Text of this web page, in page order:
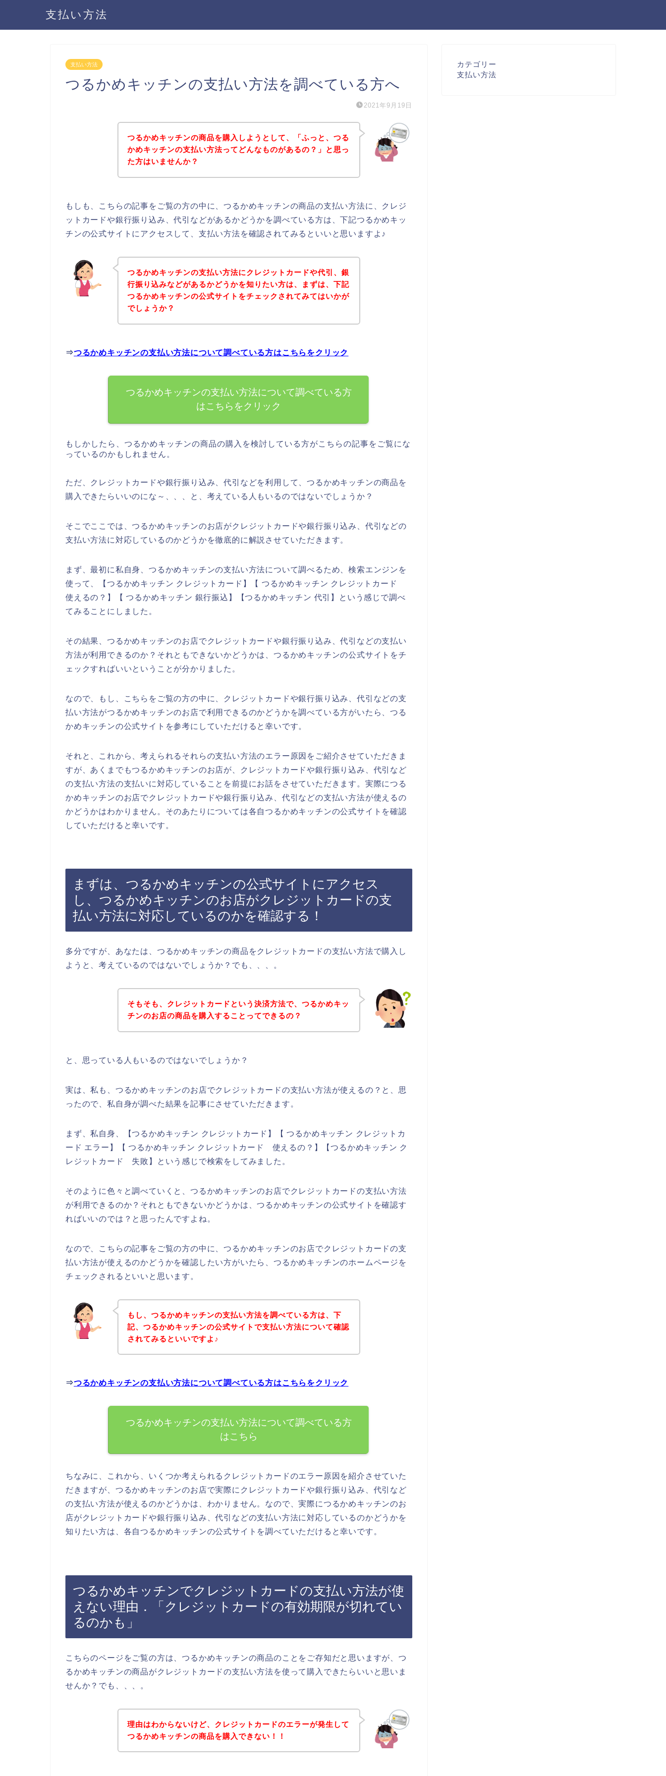
支払い方法
支払い方法
つるかめキッチンの支払い方法を調べている方へ
2021年9月19日
つるかめキッチンの商品を購入しようとして、「ふっと、つる
かめキッチンの支払い方法ってどんなものがあるの？」と思っ
た方はいませんか？
もしも、こちらの記事をご覧の方の中に、つるかめキッチンの商品の支払い方法に、クレジ
ットカードや銀行振り込み、代引などがあるかどうかを調べている方は、下記つるかめキッ
チンの公式サイトにアクセスして、支払い方法を確認されてみるといいと思いますよ♪
つるかめキッチンの支払い方法にクレジットカードや代引、銀
行振り込みなどがあるかどうかを知りたい方は、まずは、下記
つるかめキッチンの公式サイトをチェックされてみてはいかが
でしょうか？
⇒つるかめキッチンの支払い方法について調べている方はこちらをクリック
つるかめキッチンの支払い方法について調べている方
はこちらをクリック
もしかしたら、つるかめキッチンの商品の購入を検討している方がこちらの記事をご覧にな
っているのかもしれません。
ただ、クレジットカードや銀行振り込み、代引などを利用して、つるかめキッチンの商品を
購入できたらいいのにな～、、、と、考えている人もいるのではないでしょうか？
そこでここでは、つるかめキッチンのお店がクレジットカードや銀行振り込み、代引などの
支払い方法に対応しているのかどうかを徹底的に解説させていただきます。
まず、最初に私自身、つるかめキッチンの支払い方法について調べるため、検索エンジンを
使って、【つるかめキッチン クレジットカード】【 つるかめキッチン クレジットカード
使えるの？】【 つるかめキッチン 銀行振込】【つるかめキッチン 代引】という感じで調べ
てみることにしました。
その結果、つるかめキッチンのお店でクレジットカードや銀行振り込み、代引などの支払い
方法が利用できるのか？それともできないかどうかは、つるかめキッチンの公式サイトをチ
ェックすればいいということが分かりました。
なので、もし、こちらをご覧の方の中に、クレジットカードや銀行振り込み、代引などの支
払い方法がつるかめキッチンのお店で利用できるのかどうかを調べている方がいたら、つる
かめキッチンの公式サイトを参考にしていただけると幸いです。
それと、これから、考えられるそれらの支払い方法のエラー原因をご紹介させていただきま
すが、あくまでもつるかめキッチンのお店が、クレジットカードや銀行振り込み、代引など
の支払い方法の支払いに対応していることを前提にお話をさせていただきます。実際につる
かめキッチンのお店でクレジットカードや銀行振り込み、代引などの支払い方法が使えるの
かどうかはわかりません。そのあたりについては各自つるかめキッチンの公式サイトを確認
していただけると幸いです。
まずは、つるかめキッチンの公式サイトにアクセス
し、つるかめキッチンのお店がクレジットカードの支
払い方法に対応しているのかを確認する！
多分ですが、あなたは、つるかめキッチンの商品をクレジットカードの支払い方法で購入し
ようと、考えているのではないでしょうか？でも、、、。
そもそも、クレジットカードという決済方法で、つるかめキッ
チンのお店の商品を購入することってできるの？
と、思っている人もいるのではないでしょうか？
実は、私も、つるかめキッチンのお店でクレジットカードの支払い方法が使えるの？と、思
ったので、私自身が調べた結果を記事にさせていただきます。
まず、私自身、【つるかめキッチン クレジットカード】【 つるかめキッチン クレジットカ
ード エラー】【 つるかめキッチン クレジットカード 使えるの？】【つるかめキッチン ク
レジットカード 失敗】という感じで検索をしてみました。
そのように色々と調べていくと、つるかめキッチンのお店でクレジットカードの支払い方法
が利用できるのか？それともできないかどうかは、つるかめキッチンの公式サイトを確認す
ればいいのでは？と思ったんですよね。
なので、こちらの記事をご覧の方の中に、つるかめキッチンのお店でクレジットカードの支
払い方法が使えるのかどうかを確認したい方がいたら、つるかめキッチンのホームページを
チェックされるといいと思います。
もし、つるかめキッチンの支払い方法を調べている方は、下
記、つるかめキッチンの公式サイトで支払い方法について確認
されてみるといいですよ♪
⇒つるかめキッチンの支払い方法について調べている方はこちらをクリック
つるかめキッチンの支払い方法について調べている方
はこちら
ちなみに、これから、いくつか考えられるクレジットカードのエラー原因を紹介させていた
だきますが、つるかめキッチンのお店で実際にクレジットカードや銀行振り込み、代引など
の支払い方法が使えるのかどうかは、わかりません。なので、実際につるかめキッチンのお
店がクレジットカードや銀行振り込み、代引などの支払い方法に対応しているのかどうかを
知りたい方は、各自つるかめキッチンの公式サイトを調べていただけると幸いです。
つるかめキッチンでクレジットカードの支払い方法が使
えない理由．「クレジットカードの有効期限が切れてい
るのかも」
こちらのページをご覧の方は、つるかめキッチンの商品のことをご存知だと思いますが、つ
るかめキッチンの商品がクレジットカードの支払い方法を使って購入できたらいいと思いま
せんか？でも、、、。
理由はわからないけど、クレジットカードのエラーが発生して
つるかめキッチンの商品を購入できない！！
カテゴリー
支払い方法